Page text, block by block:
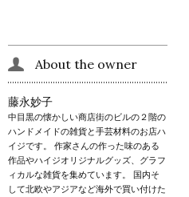
About the owner
藤永妙子
中目黒の懐かしい商店街のビルの２階の
ハンドメイドの雑貨と手芸材料のお店ハ
イジです。 作家さんの作った味のある
作品やハイジオリジナルグッズ、グラフ
ィカルな雑貨を集めています。 国内そ
して北欧やアジアなど海外で買い付けた